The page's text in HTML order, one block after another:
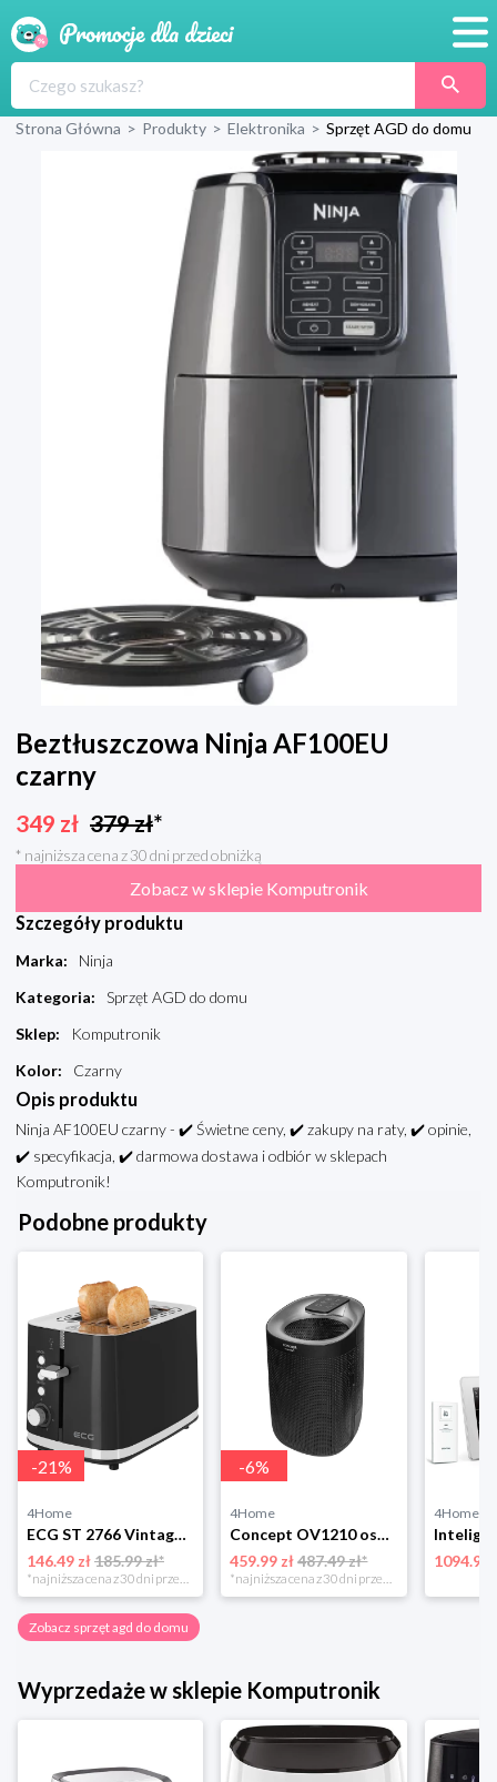
Produkty
Sklepy
Blog
Wyprawka
Strona Główna > Produkty > Elektronika > Sprzęt AGD do domu
Beztłuszczowa Ninja AF100EU
czarny
349 zł 379zł*
* najniższa cena z 30 dni przed obniżką
Zobacz w sklepie Komputronik
Szczegóły produktu
Marka:
Ninja
Kategoria:
Sprzęt AGD do domu
Sklep:
Komputronik
Kolor: Czarny
Opis produktu
Ninja AF100EU czarny - ✔️ Świetne ceny, ✔️ zakupy na raty, ✔️ opinie,
✔️ specyfikacja, ✔️ darmowa dostawa i odbiór w sklepach
Komputronik!
Podobne produkty
-21%
4Home
ECG ST 2766 Vintage Nero toster 4-Home
146.49 zł185.99 zł*
*najniższa cena z 30 dni przed obniżką
-6%
4Home
Concept OV1210 osuszacz i oczyszczacz powietrza Perfect Air, czarny
459.99 zł 487.49 zł*
*najniższa cena z 30 dni przed obniżką
4Home
1094.99
Zobacz sprzęt agd do domu
Wyprzedaże w sklepie Komputronik